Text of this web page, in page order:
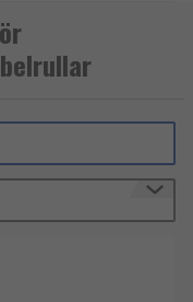
hantera
i
i olika
anpassade